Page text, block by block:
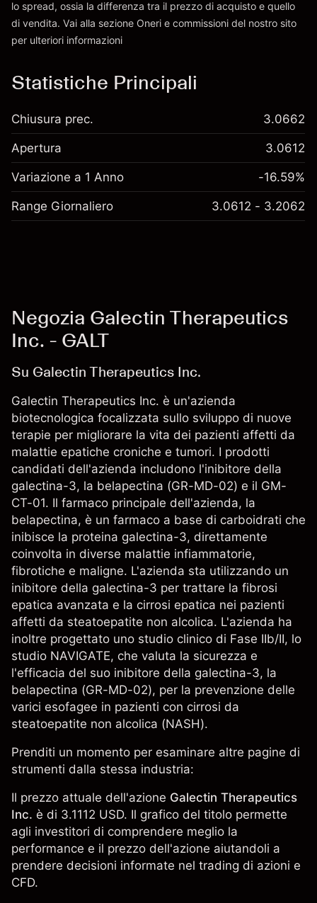
Vai alla piattaforma
lo spread, ossia la differenza tra il prezzo di acquisto e quello
di vendita. Vai alla sezione Oneri e commissioni del nostro sito
per ulteriori informazioni
Statistiche Principali
Chiusura prec. 3.0662
Apertura 3.0612
Variazione a 1 Anno -16.59%
Range Giornaliero 3.0612 - 3.2062
Negozia Galectin Therapeutics
Inc. - GALT
Su Galectin Therapeutics Inc.
Galectin Therapeutics Inc. è un'azienda
biotecnologica focalizzata sullo sviluppo di nuove
terapie per migliorare la vita dei pazienti affetti da
malattie epatiche croniche e tumori. I prodotti
candidati dell'azienda includono l'inibitore della
galectina-3, la belapectina (GR-MD-02) e il GM-
CT-01. Il farmaco principale dell'azienda, la
belapectina, è un farmaco a base di carboidrati che
inibisce la proteina galectina-3, direttamente
coinvolta in diverse malattie infiammatorie,
fibrotiche e maligne. L'azienda sta utilizzando un
inibitore della galectina-3 per trattare la fibrosi
epatica avanzata e la cirrosi epatica nei pazienti
affetti da steatoepatite non alcolica. L'azienda ha
inoltre progettato uno studio clinico di Fase IIb/II, lo
studio NAVIGATE, che valuta la sicurezza e
l'efficacia del suo inibitore della galectina-3, la
belapectina (GR-MD-02), per la prevenzione delle
varici esofagee in pazienti con cirrosi da
steatoepatite non alcolica (NASH).
Prenditi un momento per esaminare altre pagine di
strumenti dalla stessa industria:
Il prezzo attuale dell'azione Galectin Therapeutics
Inc. è di 3.1112 USD. Il grafico del titolo permette
agli investitori di comprendere meglio la
performance e il prezzo dell'azione aiutandoli a
prendere decisioni informate nel trading di azioni e
CFD.